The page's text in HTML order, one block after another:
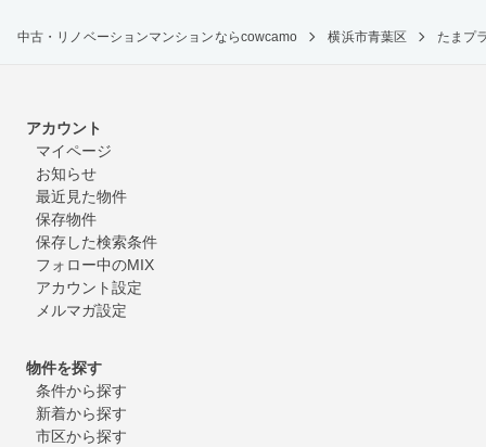
中古・リノベーションマンションならcowcamo 横浜市青葉区 たまプ
アカウント
マイページ
お知らせ
最近見た物件
保存物件
保存した検索条件
フォロー中のMIX
アカウント設定
メルマガ設定
物件を探す
条件から探す
新着から探す
市区から探す